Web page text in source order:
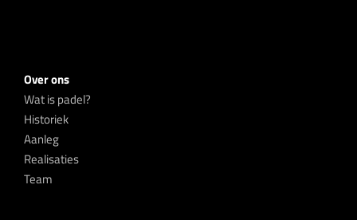
Over ons
Wat is padel?
Historiek
Aanleg
Realisaties
Team